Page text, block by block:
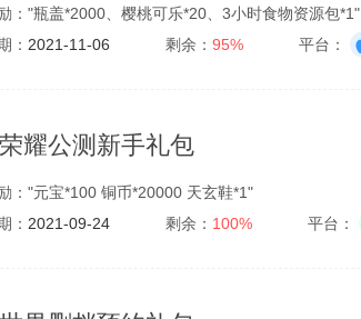
："瓶盖*2000、樱桃可乐*20、3小时食物资源包*1"
： 2021-11-06 剩余： 95% 平台：
耀公测新手礼包
："元宝*100 铜币*20000 天玄鞋*1"
： 2021-09-24 剩余： 100% 平台：